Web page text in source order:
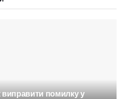
виправити помилку у